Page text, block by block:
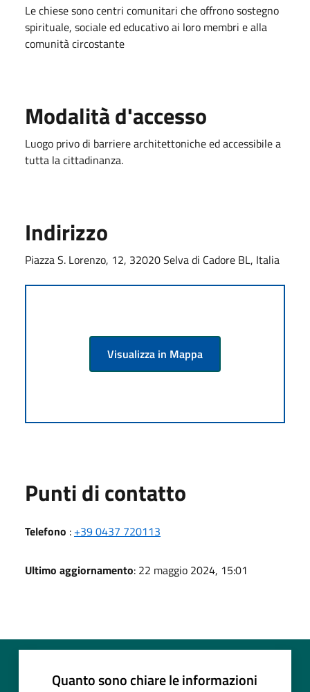
Le chiese sono centri comunitari che offrono sostegno
spirituale, sociale ed educativo ai loro membri e alla
comunità circostante
Modalità d'accesso
Luogo privo di barriere architettoniche ed accessibile a
tutta la cittadinanza.
Indirizzo
Piazza S. Lorenzo, 12, 32020 Selva di Cadore BL, Italia
Visualizza in Mappa
Punti di contatto
Telefono : +39 0437 720113
Ultimo aggiornamento: 22 maggio 2024, 15:01
Quanto sono chiare le informazioni